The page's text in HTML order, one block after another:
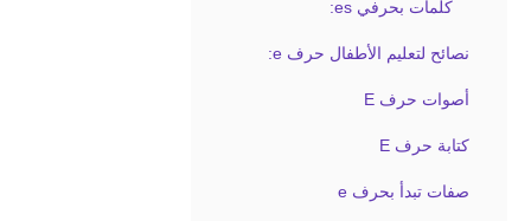
كلمات بحرفي es:
نصائح لتعليم الأطفال حرف e:
أصوات حرف E
كتابة حرف E
صفات تبدأ بحرف e